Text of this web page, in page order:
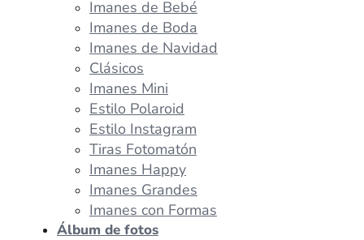
Imanes de Bebé
Imanes de Boda
Imanes de Navidad
Clásicos
Imanes Mini
Estilo Polaroid
Estilo Instagram
Tiras Fotomatón
Imanes Happy
Imanes Grandes
Imanes con Formas
Álbum de fotos